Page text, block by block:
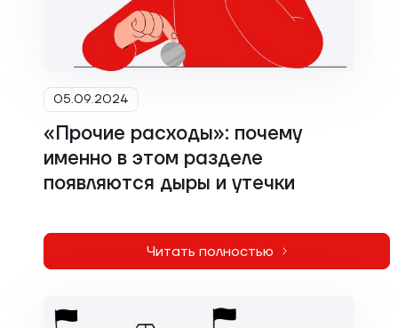
05.09.2024
«Прочие расходы»: почему
именно в этом разделе
появляются дыры и утечки
Читать полностью